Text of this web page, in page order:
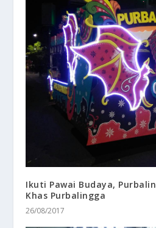
Ikuti Pawai Budaya,
Khas Purbalingga
26/08/2017